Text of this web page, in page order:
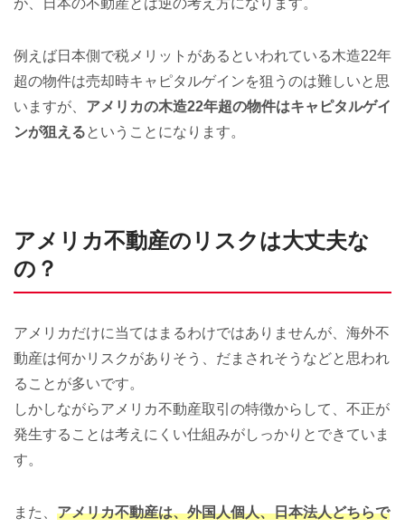
例えば日本側で税メリットがあるといわれている木造22年
超の物件は売却時キャピタルゲインを狙うのは難しいと思
いますが、 アメリカの木造22年超の物件はキャピタルゲイ
ンが狙えるということになります。
アメリカ不動産のリスクは大丈夫な
の？
アメリカだけに当てはまるわけではありませんが、海外不
動産は何かリスクがありそう、だまされそうなどと思われ
ることが多いです。
しかしながらアメリカ不動産取引の特徴からして、不正が
発生することは考えにくい仕組みがしっかりとできていま
す。
また、 アメリカ不動産は、外国人個人、日本法人どちらで